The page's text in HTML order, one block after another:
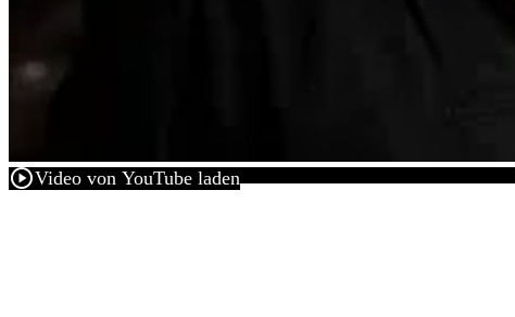
play_circleVideo von YouTube laden